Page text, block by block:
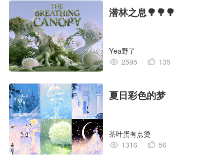
潜林之息🌳🌳🌳
Yea野了
2595
135
夏日彩色的梦
茶叶蛋有点烫
1316
56